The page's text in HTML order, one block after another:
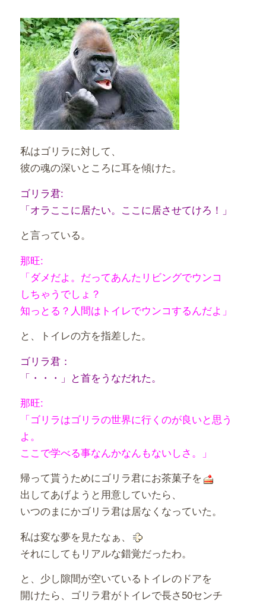
私はゴリラに対して、
彼の魂の深いところに耳を傾けた。
ゴリラ君:
「オラここに居たい。ここに居させてけろ！」
と言っている。
那旺:
「ダメだよ。だってあんたリビングでウンコ
しちゃうでしょ？
知っとる？人間はトイレでウンコするんだよ」
と、トイレの方を指差した。
ゴリラ君：
「・・・」と首をうなだれた。
那旺:
「ゴリラはゴリラの世界に行くのが良いと思う
よ。
ここで学べる事なんかなんもないしさ。」
帰って貰うためにゴリラ君にお茶菓子を
出してあげようと用意していたら、
いつのまにかゴリラ君は居なくなっていた。
私は変な夢を見たなぁ、
それにしてもリアルな錯覚だったわ。
と、少し隙間が空いているトイレのドアを
開けたら、ゴリラ君がトイレで長さ50センチ